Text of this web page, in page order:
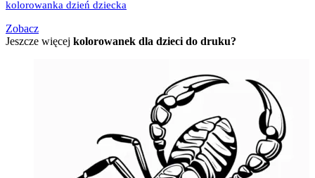
kolorowanka dzień dziecka
Zobacz
Jeszcze więcej kolorowanek dla dzieci do druku?